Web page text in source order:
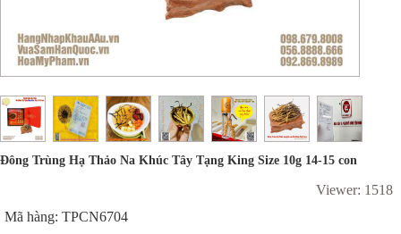
Đông Trùng Hạ Thảo Na Khúc Tây Tạng King Size 10g 14-15 con
Viewer: 1518
Mã hàng: TPCN6704